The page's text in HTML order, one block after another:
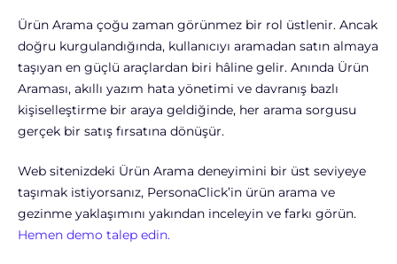
Ürün Arama çoğu zaman görünmez bir rol üstlenir. Ancak
doğru kurgulandığında, kullanıcıyı aramadan satın almaya
taşıyan en güçlü araçlardan biri hâline gelir. Anında Ürün
Araması, akıllı yazım hata yönetimi ve davranış bazlı
kişiselleştirme bir araya geldiğinde, her arama sorgusu
gerçek bir satış fırsatına dönüşür.
Web sitenizdeki Ürün Arama deneyimini bir üst seviyeye
taşımak istiyorsanız, PersonaClick’in ürün arama ve
gezinme yaklaşımını yakından inceleyin ve farkı görün.
Hemen demo talep edin.